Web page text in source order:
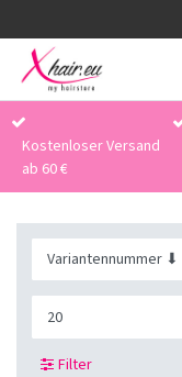
Kostenloser Versand
ab 60 €
Filter